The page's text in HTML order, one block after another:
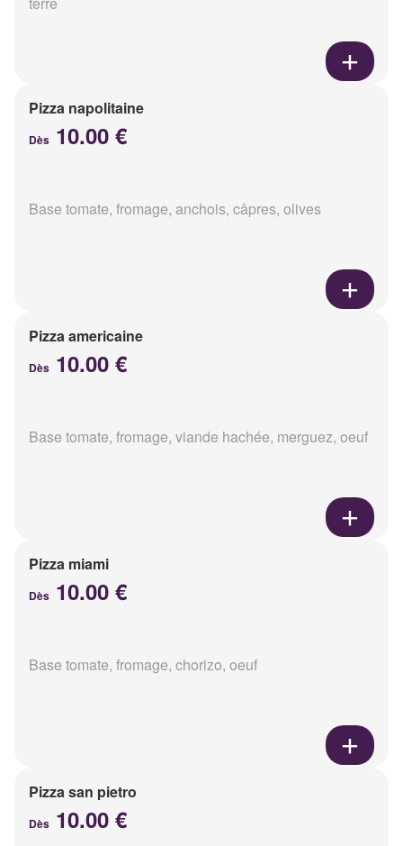
Pizza napolitaine
Dès 10.00 €
Base tomate, fromage, anchois, câpres, olives
Pizza americaine
Dès 10.00 €
Base tomate, fromage, viande hachée, merguez, oeuf
Pizza miami
Dès 10.00 €
Base tomate, fromage, chorizo, oeuf
Pizza san pietro
Dès 10.00 €